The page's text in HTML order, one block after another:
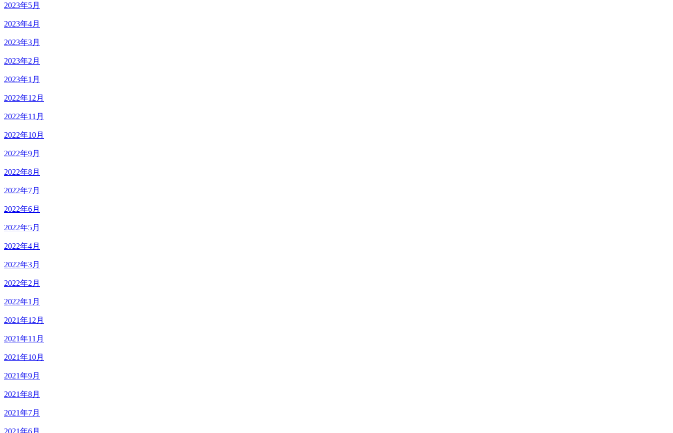
2023年5月
2023年4月
2023年3月
2023年2月
2023年1月
2022年12月
2022年11月
2022年10月
2022年9月
2022年8月
2022年7月
2022年6月
2022年5月
2022年4月
2022年3月
2022年2月
2022年1月
2021年12月
2021年11月
2021年10月
2021年9月
2021年8月
2021年7月
2021年6月